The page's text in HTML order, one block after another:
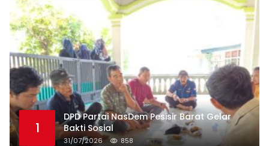
1
DPD Partai NasDem Pesisir Barat Gelar
Bakti Sosial
31/07/2026 858